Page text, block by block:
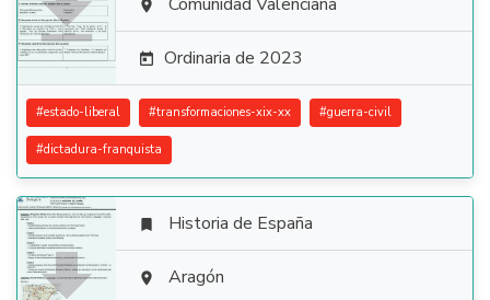

 Ordinaria de 2023
#estado-liberal #transformaciones-xix-xx #guerra-civil
#dictadura-franquista
 Historia de España
 Aragón